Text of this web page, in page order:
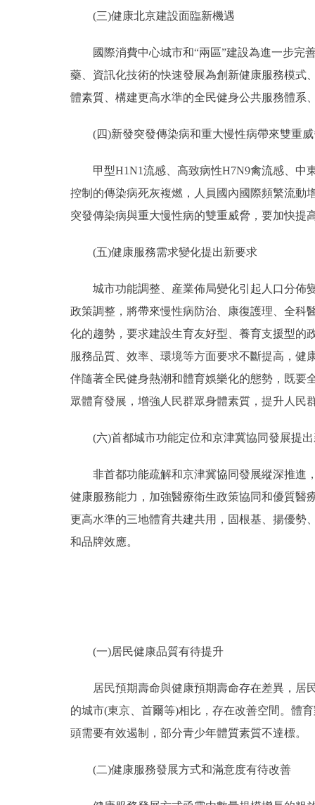
(三)健康北京建設面臨新機遇
國際消費中心城市和“兩區”建設為進一步完善
藥、資訊化技術的快速發展為創新健康服務模式
體素質、構建更高水準的全民健身公共服務體系
(四)新發突發傳染病和重大慢性病帶來雙重威
甲型H1N1流感、高致病性H7N9禽流感、中
控制的傳染病死灰複燃，人員國內國際頻繁流動
突發傳染病與重大慢性病的雙重威脅，要加快提
(五)健康服務需求變化提出新要求
城市功能調整、産業佈局變化引起人口分佈變
政策調整，將帶來慢性病防治、康復護理、全科
化的趨勢，要求建設生育友好型、養育支援型的
服務品質、效率、環境等方面要求不斷提高，
伴隨著全民健身熱潮和體育娛樂化的態勢，既要
眾體育發展，增強人民群眾身體素質，提升人民
(六)首都城市功能定位和京津冀協同發展提出
非首都功能疏解和京津冀協同發展縱深推進，
健康服務能力，加強醫療衛生政策協同和優質醫
更高水準的三地體育共建共用，固根基、揚優勢
和品牌效應。
(一)居民健康品質有待提升
居民預期壽命與健康預期壽命存在差異，居民
的城市(東京、首爾等)相比，存在改善空間。體
頭需要有效遏制，部分青少年體質素質不達標。
(二)健康服務發展方式和滿意度有待改善